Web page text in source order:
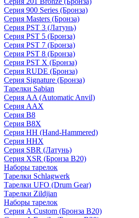
Серия 900 Series (Бронза)
Серия Masters (Бронза)
Серия PST 3 (Латунь)
Серия PST 5 (Бронза)
Серия PST 7 (Бронза)
Серия PST 8 (Бронза)
Серия PST X (Бронза)
Серия RUDE (Бронза)
Серия Signature (Бронза)
Тарелки Sabian
Серия AA (Automatic Anvil)
Серия AAX
Серия B8
Серия B8X
Серия HH (Hand-Hammered)
Серия HHX
Серия SBR (Латунь)
Серия XSR (Бронза B20)
Наборы тарелок
Тарелки Schlagwerk
Тарелки UFO (Drum Gear)
Тарелки Zildjian
Наборы тарелок
Серия A Custom (Бронза B20)